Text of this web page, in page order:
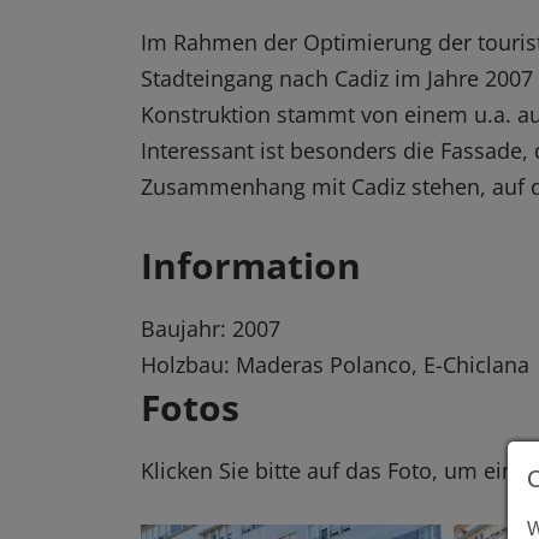
Im Rahmen der Optimierung der
Stadteingang nach Cadiz im Jahre
Konstruktion stammt von einem u.a.
Interessant ist besonders die
Zusammenhang mit Cadiz stehen, auf
Information
Baujahr: 2007
Holzbau: Maderas Polanco, E-Chiclana
Fotos
Klicken Sie bitte auf das Foto, um eine